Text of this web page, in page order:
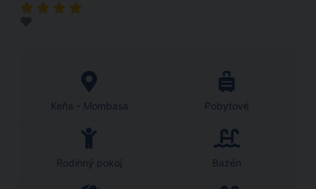
Keňa - Mombasa Pobytové
Rodinný pokoj Bazén